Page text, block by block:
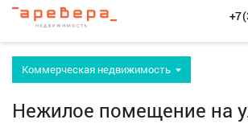
+7
Коммерческая недвижимость
Нежилое помещение на